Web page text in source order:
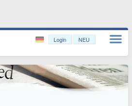
Login NEU